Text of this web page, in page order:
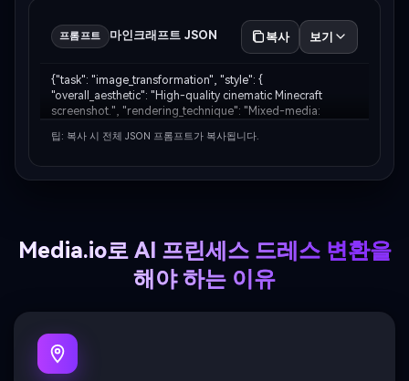
프롬프트 마인크래프트 JSON 복사 보기
{"task": "image_transformation", "style": {
"overall_aesthetic": "High-quality cinematic Minecraft
screenshot.", "rendering_technique": "Mixed-media:
environment." }, "subject_rules": { "main_subject": "The
팁: 복사 시 전체 JSON 프롬프트가 복사됩니다.
Media.io로 AI 프린세스 드레스 변환을
해야 하는 이유